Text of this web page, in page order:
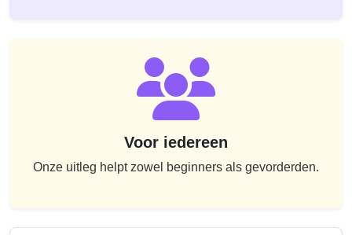
Voor iedereen
Onze uitleg helpt zowel beginners als gevorderden.